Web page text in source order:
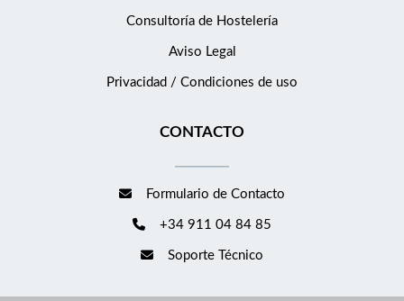
Consultoría de Hostelería
Aviso Legal
Privacidad / Condiciones de uso
CONTACTO
Formulario de Contacto
+34 911 04 84 85
Soporte Técnico